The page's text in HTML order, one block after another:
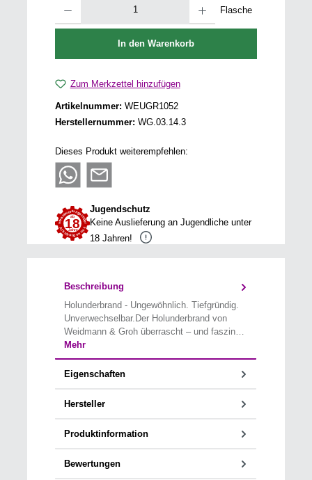
Flasche
In den Warenkorb
Zum Merkzettel hinzufügen
Artikelnummer:WEUGR1052
Herstellernummer:WG.03.14.3
Dieses Produkt weiterempfehlen:
Jugendschutz
Keine Auslieferung an Jugendliche unter
18 Jahren!
Beschreibung
Holunderbrand - Ungewöhnlich. Tiefgründig.
Unverwechselbar.Der Holunderbrand von
Weidmann & Groh überrascht – und faszin…
Mehr
Eigenschaften
Hersteller
Produktinformation
Bewertungen